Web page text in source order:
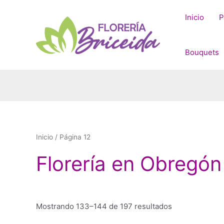
Inicio
Bouquets
Inicio / Página 12
Florería en
Mostrando 133–144 de 197 resultados